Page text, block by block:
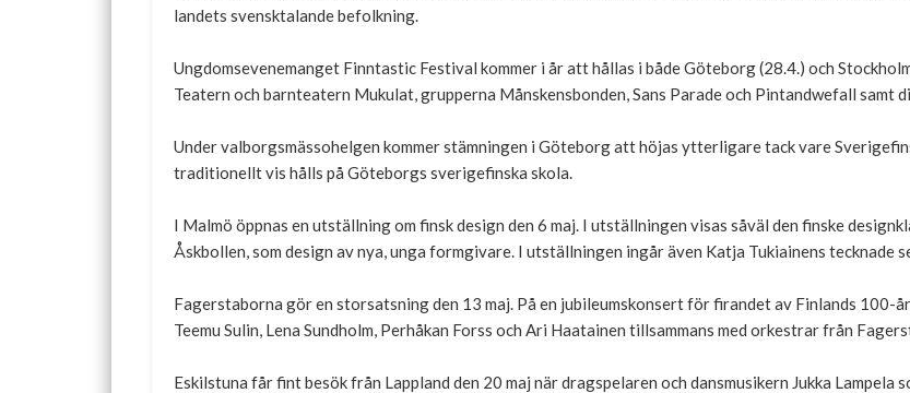
landets svensktalande befolkning.
Ungdomsevenemanget Finntastic Festival kommer i år att hållas i både Göteborg (28.4.) och
Teatern och barnteatern Mukulat, grupperna Månskensbonden, Sans Parade och Pintandwefall samt
Under valborgsmässohelgen kommer stämningen i Göteborg att höjas ytterligare tack vare
traditionellt vis hålls på Göteborgs sverigefinska skola.
I Malmö öppnas en utställning om finsk design den 6 maj. I utställningen visas såväl den finske
Åskbollen, som design av nya, unga formgivare. I utställningen ingår även Katja Tukiainens tecknade
Fagerstaborna gör en storsatsning den 13 maj. På en jubileumskonsert för firandet av Finlands 100-
Teemu Sulin, Lena Sundholm, Perhåkan Forss och Ari Haatainen tillsammans med orkestrar från
Eskilstuna får fint besök från Lappland den 20 maj när dragspelaren och dansmusikern Jukka Lampela